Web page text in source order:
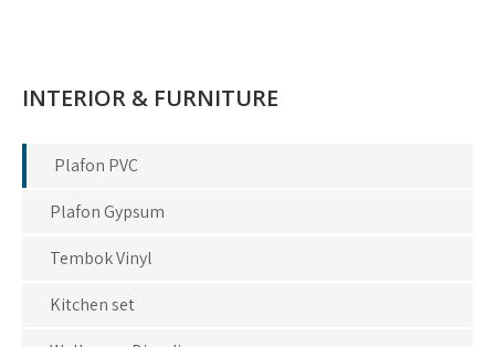
INTERIOR & FURNITURE
Plafon PVC
Plafon Gypsum
Tembok Vinyl
Kitchen set